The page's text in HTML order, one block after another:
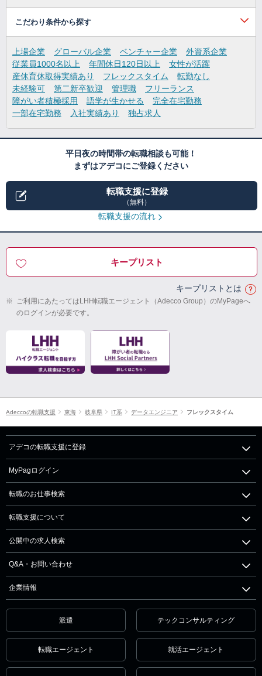
こだわり条件から探す
上場企業 グローバル企業 ベンチャー企業
外資系企業
従業員1000名以上
年間休日120日以上
女性が活躍
産休育休取得実績あり
フレックスタイム
転勤なし
未経験可
第二新卒歓迎 管理職
フリーランス
障がい者積極採用
語学が生かせる
完全在宅勤務
一部在宅勤務
入社実績あり 独占求人
平日夜の時間帯の転職相談も可能！
まずはアデコにご登録ください
転職支援に登録
（無料）
転職支援の流れ
キープリスト
キープリストとは
※ ご利用にあたってはLHH転職エージェント（Adecco Group）のMyPageへ
のログインが必要です。
Adeccoの転職支援 東海 岐阜県 IT系 データエンジニア フレックスタイム
アデコの転職支援に登録
MyPagログイン
転職のお仕事検索
転職支援について
公開中の求人検索
Q&A・お問い合わせ
企業情報
派遣 テックコンサルティング
転職エージェント 就活エージェント